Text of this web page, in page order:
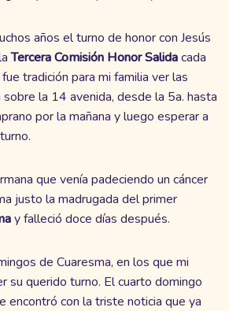
años el turno de honor con Jesús
TerceraComisión HonorSalidacada
tradición para mi familia ver las
la 14 avenida, desde la 5a. hasta
por la mañana y luego esperar a
que venía padeciendo un cáncer
justo la madrugada del primer
y falleció doce días después.
de Cuaresma, en los que mi
su querido turno. El cuarto domingo
encontró con la triste noticia que ya